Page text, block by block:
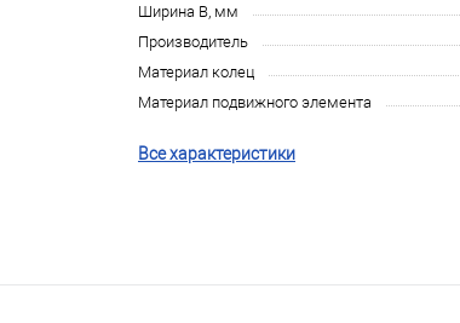
Ширина B, мм
Производитель
Материал колец
Материал подвижного элемента
Все характеристики